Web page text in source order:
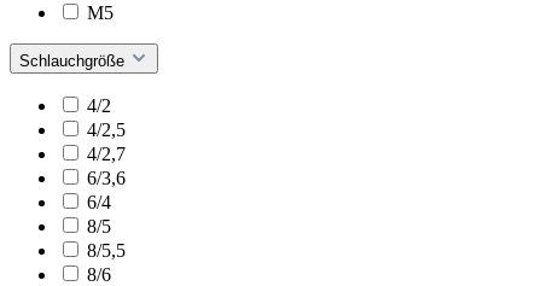
M5
Schlauchgröße
4/2
4/2,5
4/2,7
6/3,6
6/4
8/5
8/5,5
8/6